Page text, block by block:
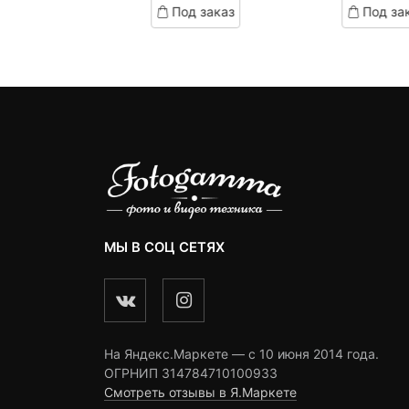
on
customer
Под заказ
on
customer
Под
МЫ В СОЦ СЕТЯХ
На Яндекс.Маркете — c 10 июня 2014 года.
ОГРНИП 314784710100933
Смотреть отзывы в Я.Маркете